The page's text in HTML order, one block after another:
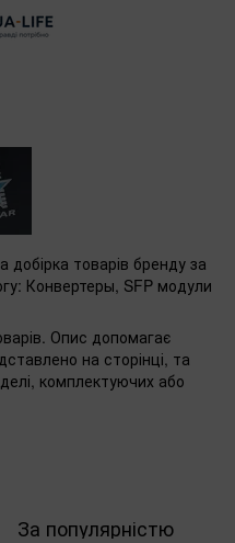
товарів бренду за
Конвертеры, SFP модули
Опис допомагає
на сторінці, та
комплектуючих або
За популярністю